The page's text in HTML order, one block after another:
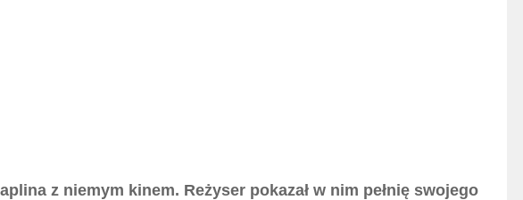
z niemym kinem. Reżyser pokazał w nim pełnię swojego